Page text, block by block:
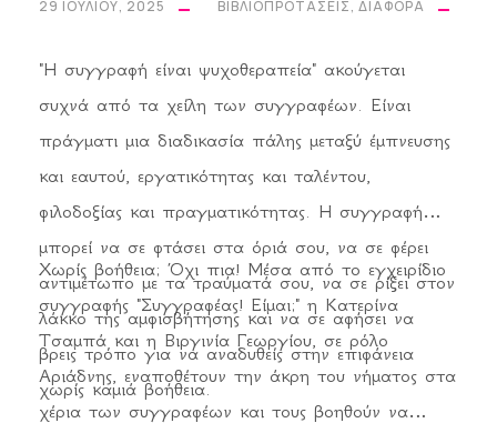
29 ΙΟΥΛΊΟΥ, 2025 ΒΙΒΛΙΟΠΡΟΤΆΣΕΙΣ, ΔΙΆΦΟΡΑ
"Η συγγραφή είναι ψυχοθεραπεία" ακούγεται
συχνά από τα χείλη των συγγραφέων. Είναι
πράγματι μια διαδικασία πάλης μεταξύ έμπνευσης
και εαυτού, εργατικότητας και ταλέντου,
φιλοδοξίας και πραγματικότητας. Η συγγραφή
μπορεί να σε φτάσει στα όριά σου, να σε φέρει
αντιμέτωπο με τα τραύματά σου, να σε ρίξει στον
λάκκο της αμφισβήτησης και να σε αφήσει να
βρεις τρόπο για να αναδυθείς στην επιφάνεια
χωρίς καμιά βοήθεια.
Χωρίς βοήθεια; Όχι πια! Μέσα από το εγχειρίδιο
συγγραφής "Συγγραφέας! Είμαι;" η Κατερίνα
Τσαμπά και η Βιργινία Γεωργίου, σε ρόλο
Αριάδνης, εναποθέτουν την άκρη του νήματος στα
χέρια των συγγραφέων και τους βοηθούν να